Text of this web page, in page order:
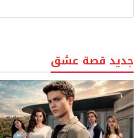
جديد قصة عشق